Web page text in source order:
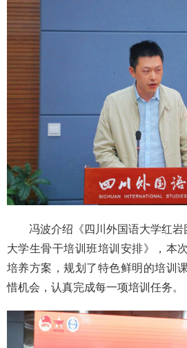
冯波介绍《四川外国语大学红岩
大学生骨干培训班培训安排》，本
培养方案，规划了特色鲜明的培训
惜机会，认真完成每一项培训任务。